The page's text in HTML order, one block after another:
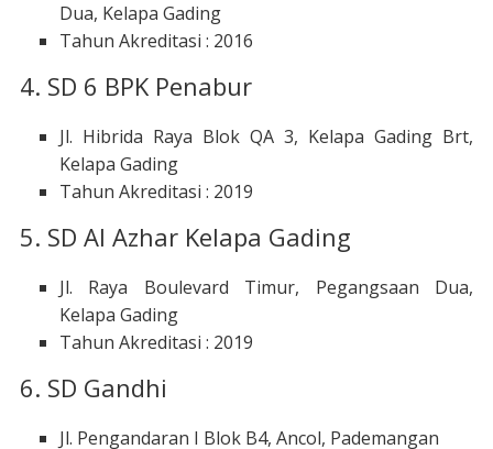
Dua, Kelapa Gading
Tahun Akreditasi : 2016
4. SD 6 BPK Penabur
Jl. Hibrida Raya Blok QA 3, Kelapa Gading Brt,
Kelapa Gading
Tahun Akreditasi : 2019
5. SD Al Azhar Kelapa Gading
Jl. Raya Boulevard Timur, Pegangsaan Dua,
Kelapa Gading
Tahun Akreditasi : 2019
6. SD Gandhi
Jl. Pengandaran I Blok B4, Ancol, Pademangan